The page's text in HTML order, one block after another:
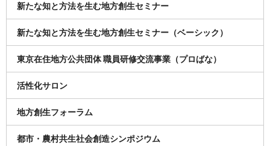
新たな知と方法を生む地方創生セミナー
新たな知と方法を生む地方創生セミナー（ベーシック）
東京在住地方公共団体 職員研修交流事業（プロばな）
活性化サロン
地方創生フォーラム
都市・農村共生社会創造シンポジウム